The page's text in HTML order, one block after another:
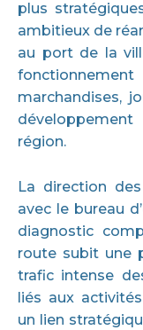
plus
ambitieux de
au port de la
marchandises,
région.
La direction
avec le bureau
diagnostic
route subit une
trafic intense
liés aux
un lien